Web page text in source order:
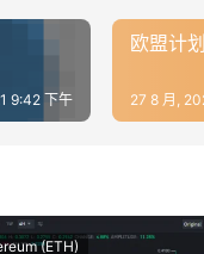
9:42 下午
欧盟计
27 8 月,
(ETH)